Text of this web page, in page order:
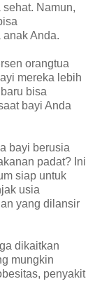
Namun,
Anda.
orangtua
mereka lebih
bisa
bayi Anda
bayi berusia
padat? Ini
siap untuk
usia
yang dilansir
dikaitkan
mungkin
penyakit